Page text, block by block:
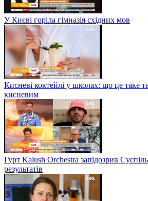
У Києві горіла гімназія східних мов
Кисневі коктейлі у школах: що це таке
кисневим
Гурт Kalush Orchestra запідозрив
результатів